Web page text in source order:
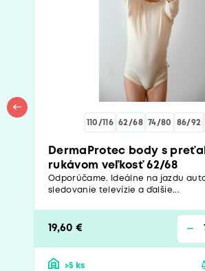
110/116 62/68 74/80 86/92
DermaProtec body s
rukávom veľkosť 62/68
Odporúčame. Ideálne na jazdu
sledovanie televízie a ďalšie...
19,60 €
>5 ks